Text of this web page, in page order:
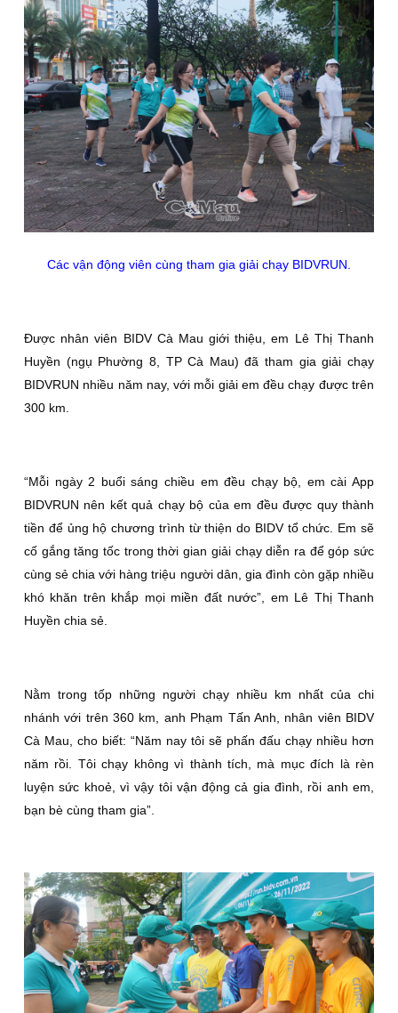
Các vận động viên cùng tham gia giải chạy BIDVRUN
Được nhân viên BIDV Cà Mau giới thiệu, em Lê Thị Thanh
Huyền (ngụ Phường 8, TP Cà Mau) đã tham gia giải chạy
BIDVRUN nhiều năm nay, với mỗi giải em đều chạy được trên
300 km.
“Mỗi ngày 2 buổi sáng chiều em đều chạy bộ, em cài App
BIDVRUN nên kết quả chạy bộ của em đều được quy thành
tiền để ủng hộ chương trình từ thiện do BIDV tổ chức. Em sẽ
cố gắng tăng tốc trong thời gian giải chạy diễn ra để góp sức
cùng sẻ chia với hàng triệu người dân, gia đình còn gặp nhiều
khó khăn trên khắp mọi miền đất nước”, em Lê Thị Thanh
Huyền chia sẻ.
Nằm trong tốp những người chạy nhiều km nhất của chi
nhánh với trên 360 km, anh Phạm Tấn Anh, nhân viên BIDV
Cà Mau, cho biết: “Năm nay tôi sẽ phấn đấu chạy nhiều hơn
năm rồi. Tôi chạy không vì thành tích, mà mục đích là rèn
luyện sức khoẻ, vì vậy tôi vận động cả gia đình, rồi anh em,
bạn bè cùng tham gia”.